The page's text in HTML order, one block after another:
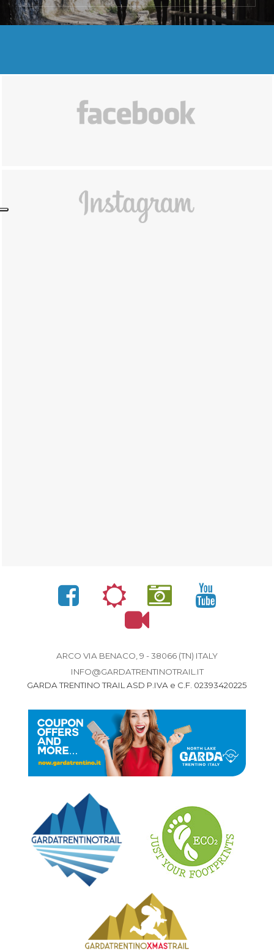
ARCO VIA BENACO, 9 - 38066 (TN) ITALY
INFO@GARDATRENTINOTRAIL.IT
GARDA TRENTINO TRAIL ASD P.IVA e C.F. 02393420225